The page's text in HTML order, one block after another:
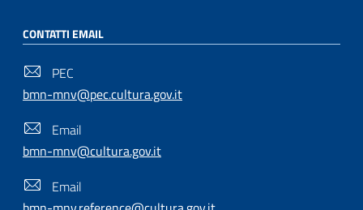
CONTATTI EMAIL
PEC
bmn-mnv@pec.cultura.gov.it
Email
bmn-mnv@cultura.gov.it
Email